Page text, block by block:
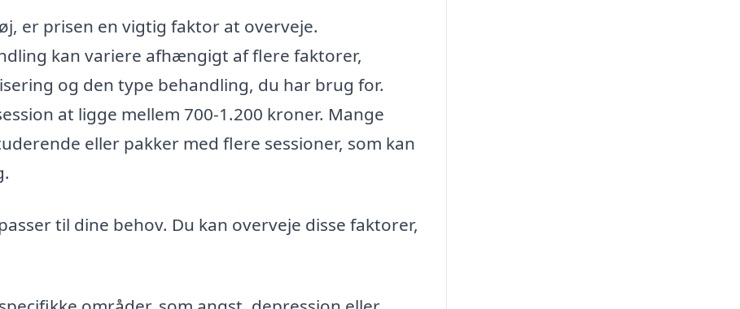
er prisen en vigtig faktor at overveje.
kan variere afhængigt af flere faktorer,
og den type behandling, du har brug for.
at ligge mellem 700-1.200 kroner. Mange
eller pakker med flere sessioner, som kan
til dine behov. Du kan overveje disse faktorer,